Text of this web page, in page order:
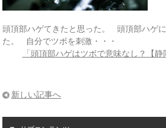
頭頂部ハゲてきたと思った。 頭頂部ハゲ
た。 自分でツボを刺激・・・
「頭頂部ハゲはツボで意味なし？【
新しい記事へ